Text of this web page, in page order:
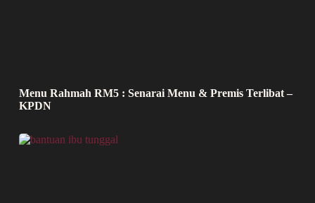
Menu Rahmah RM5 : Senarai Menu & Premis Terlibat –
KPDN